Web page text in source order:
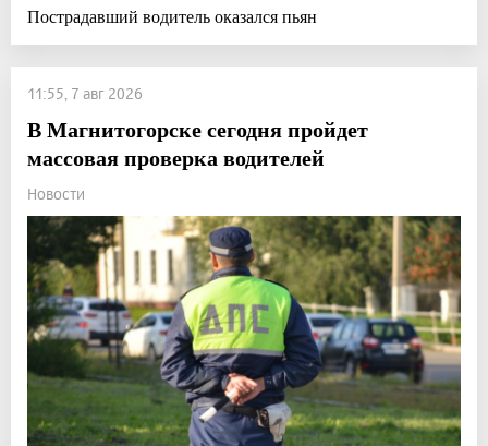
Пострадавший водитель оказался пьян
11:55, 7 авг 2026
В Магнитогорске сегодня пройдет
массовая проверка водителей
Новости